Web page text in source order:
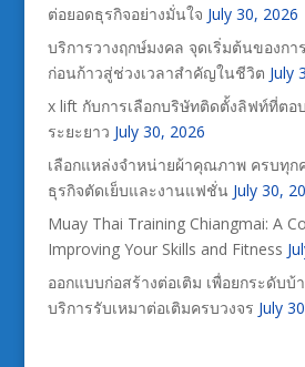
ต่อยอดธุรกิจอย่างมั่นใจ July 30, 2026
บริการวางฤกษ์มงคล จุดเริ่มต้นของกา
ก่อนก้าวสู่ช่วงเวลาสำคัญในชีวิต July
x lift กับการเลือกบริษัทติดตั้งลิฟท์ที่ตอ
ระยะยาว July 30, 2026
เลือกแหล่งจำหน่ายผ้าคุณภาพ ครบทุก
ธุรกิจตัดเย็บและงานแฟชั่น July 30,
Muay Thai Training Chiangmai: A
Improving Your Skills and Fitness
ออกแบบก่อสร้างต่อเติม เพื่อยกระดับบ้
บริการรับเหมาต่อเติมครบวงจร July